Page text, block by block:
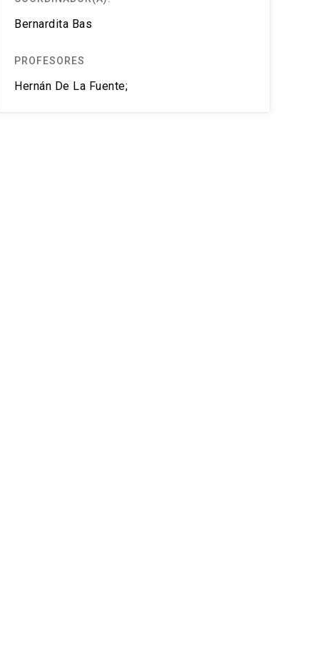
Bernardita Bas
PROFESORES
Hernán De La Fuente;